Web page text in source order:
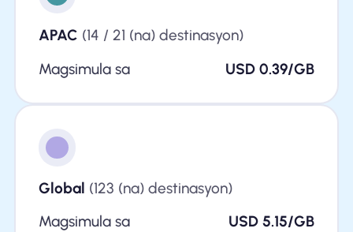
APAC (14 / 21 (na) destinasyon)
Magsimula sa
USD 0.39/GB
Global (123 (na) destinasyon)
Magsimula sa
USD 5.15/GB